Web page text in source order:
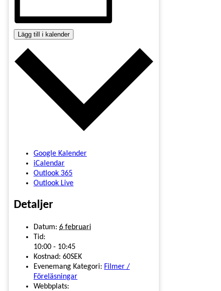
Lägg till i kalender
Google Kalender
iCalendar
Outlook 365
Outlook Live
Detaljer
Datum: 6 februari
Tid:
10:00 - 10:45
Kostnad: 60SEK
Evenemang Kategori: Filmer /
Föreläsningar
Webbplats: